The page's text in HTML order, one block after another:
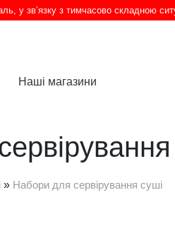
у зв’язку з тимчасово складною
Наші магазини
» Набори для сервірування суші